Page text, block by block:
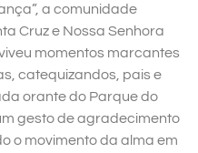
a comunidade
Cruz e Nossa Senhora
momentos marcantes
catequizandos, pais e
orante do Parque do
gesto de agradecimento
o movimento da alma em